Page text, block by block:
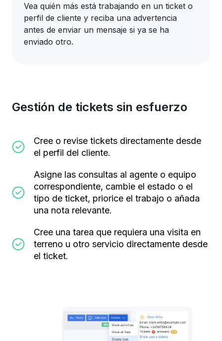
Vea quién más está trabajando en un ticket o
perfil de cliente y reciba una advertencia
antes de enviar un mensaje si ya se ha
enviado otro.
Gestión de tickets sin esfuerzo
Cree o revise tickets directamente desde
el perfil del cliente.
Asigne las consultas al agente o equipo
correspondiente, cambie el estado o el
tipo de ticket, priorice el trabajo o añada
una nota relevante.
Cree una tarea que requiera una visita en
terreno u otro servicio directamente desde
el ticket.